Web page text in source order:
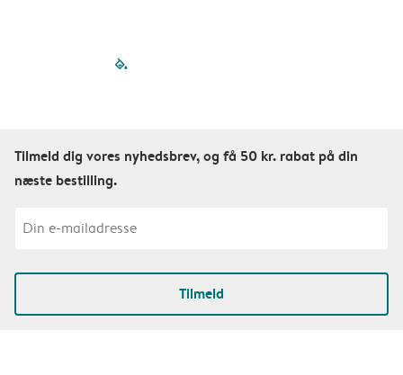
filled-pagination
Tilmeld dig vores nyhedsbrev, og få 50 kr. rabat på din
næste bestilling.
Tilmeld